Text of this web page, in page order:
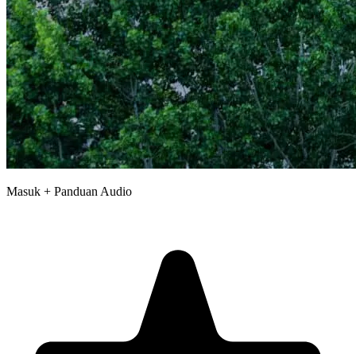
Masuk + Panduan Audio